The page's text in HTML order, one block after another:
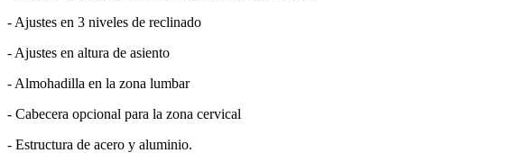
- Ajustes en 3 niveles de reclinado
- Ajustes en altura de asiento
- Almohadilla en la zona lumbar
- Cabecera opcional para la zona cervical
- Estructura de acero y aluminio.